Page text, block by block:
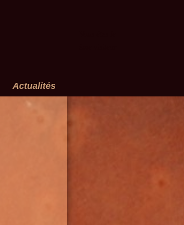
Actualités